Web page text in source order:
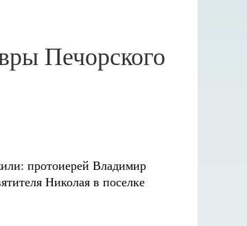
Печорского
протоиерей Владимир
Николая в поселке